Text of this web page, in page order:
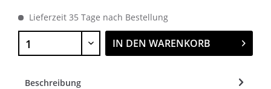
Lieferzeit 35 Tage nach Bestellung
IN DEN WARENKORB
Beschreibung